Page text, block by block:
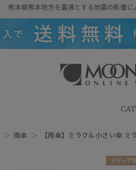
熊本県熊本地方を震源とする地震の影響
SHOP（ムーンバットオ
＞雨傘 ＞ 【雨傘】ミラクル小さい傘